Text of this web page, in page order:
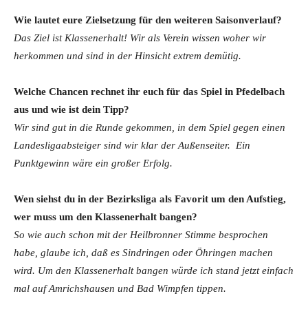
Wie lautet eure Zielsetzung für den weiteren Saisonverlauf?
Das Ziel ist Klassenerhalt! Wir als Verein wissen woher wir
herkommen und sind in der Hinsicht extrem demütig.
Welche Chancen rechnet ihr euch für das Spiel in Pfedelbach
aus und wie ist dein Tipp?
Wir sind gut in die Runde gekommen, in dem Spiel gegen einen
Landesligaabsteiger sind wir klar der Außenseiter. Ein
Punktgewinn wäre ein großer Erfolg.
Wen siehst du in der Bezirksliga als Favorit um den Aufstieg,
wer muss um den Klassenerhalt bangen?
So wie auch schon mit der Heilbronner Stimme besprochen
habe, glaube ich, daß es Sindringen oder Öhringen machen
wird. Um den Klassenerhalt bangen würde ich stand jetzt einfach
mal auf Amrichshausen und Bad Wimpfen tippen.